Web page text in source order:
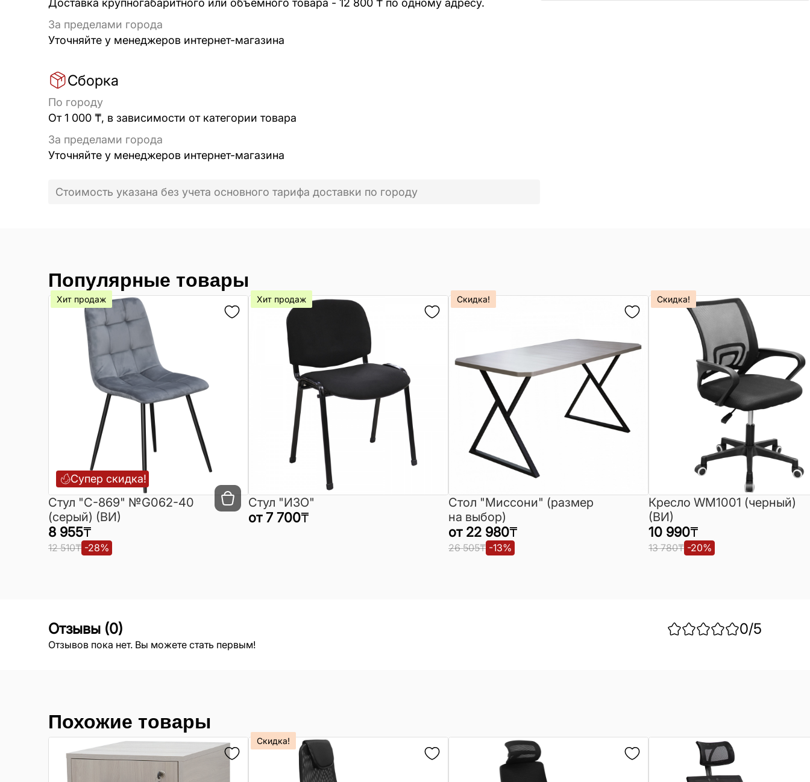
Доставка крупногабаритного или объёмного товара - 12 800 ₸ по одному адресу.
За пределами города
Уточняйте у менеджеров интернет-магазина
Сборка
По городу
От 1 000 ₸, в зависимости от категории товара
За пределами города
Уточняйте у менеджеров интернет-магазина
Стоимость указана без учета основного тарифа доставки по городу
Популярные товары
Супер скидка!
Хит продаж
Cтул "C-869" №G062-40
(серый) (ВИ)
8 955₸
12 510₸ -28%
Хит продаж
Стул "ИЗО"
от 7 700₸
Скидка!
Стол "Миссони" (размер
на выбор)
от 22 980₸
26 505₸ -13%
Скидка!
Кресло WM1001 (черный)
(ВИ)
10 990₸
13 780₸ -20%
Отзывы (0) 0/5
Отзывов пока нет. Вы можете стать первым!
Похожие товары
Скидка!